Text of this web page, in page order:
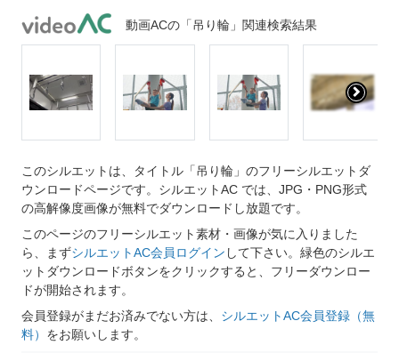
動画ACの「吊り輪」関連検索結果
このシルエットは、タイトル「吊り輪」のフリーシルエットダ
ウンロードページです。シルエットAC では、JPG・PNG形式
の高解像度画像が無料でダウンロードし放題です。
このページのフリーシルエット素材・画像が気に入りました
ら、まずシルエットAC会員ログイン して下さい。緑色のシルエ
ットダウンロードボタンをクリックすると、フリーダウンロー
ドが開始されます。
会員登録がまだお済みでない方は、 シルエットAC会員登録（無
料） をお願いします。